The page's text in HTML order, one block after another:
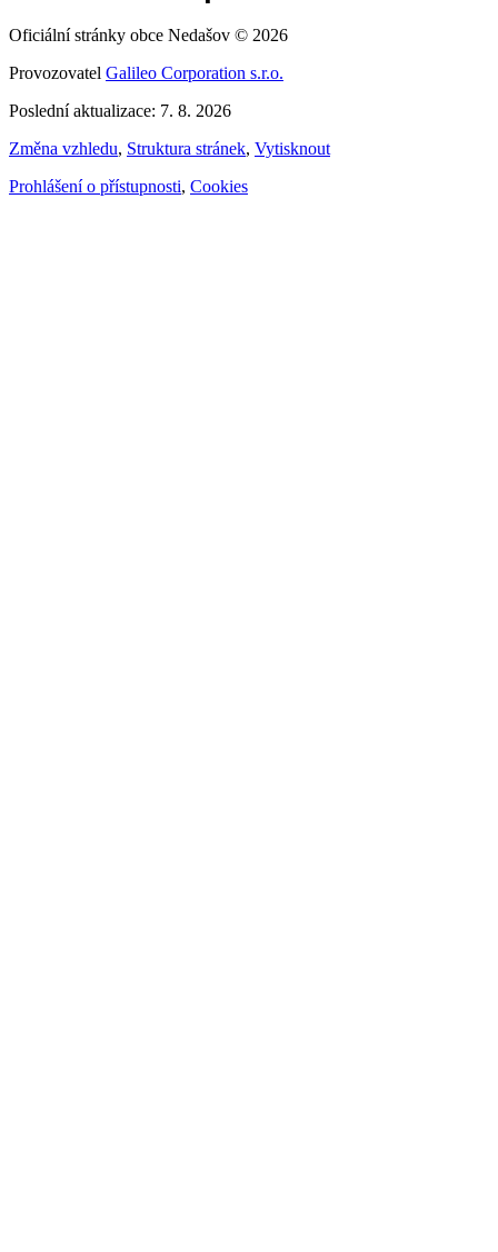
Oficiální stránky obce Nedašov © 2026
Provozovatel Galileo Corporation s.r.o.
Poslední aktualizace: 7. 8. 2026
Změna vzhledu, Struktura stránek, Vytisknout
Prohlášení o přístupnosti, Cookies